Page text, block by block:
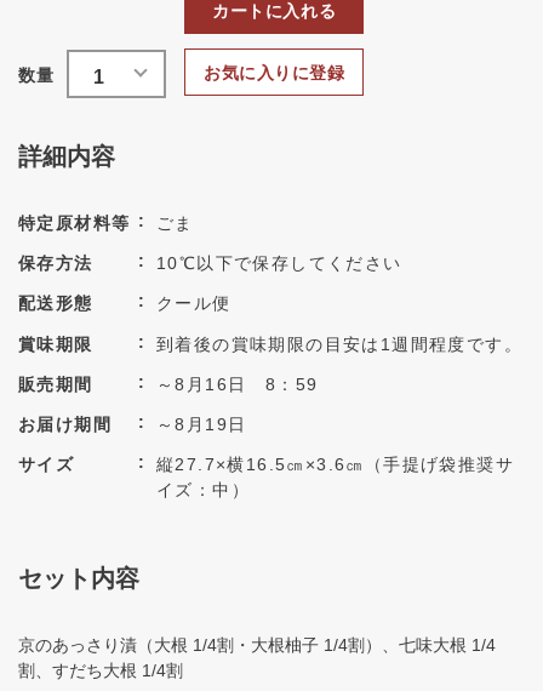
お気に入りに登録
カートに入れる
詳細内容
特定原材料等 ごま
保存方法 10℃以下で保存してください
配送形態 クール便
賞味期限 到着後の賞味期限の目安は1週間程度です。
販売期間 ～8月16日 8：59
お届け期間 ～8月19日
サイズ
縦27.7×横16.5㎝×3.6㎝（手提げ袋推奨サ
イズ：中）
セット内容
京のあっさり漬（大根 1/4割・大根柚子 1/4割）、七味大根 1/4
割、すだち大根 1/4割